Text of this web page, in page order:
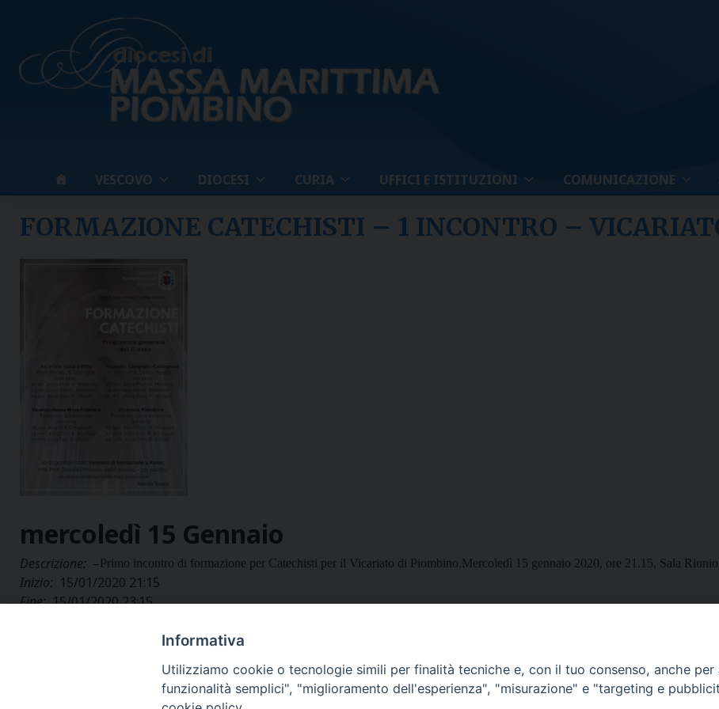
VESCOVO DIOCESI CURIA UFFICI E ISTITUZIONI COMUNICAZIONE
FORMAZIONE CATECHISTI – 1 INCONTRO –
mercoledì 15 Gennaio
Descrizione: –Primo incontro di formazione per Catechisti per il Vicariato di Piombino.Mercoledì 15 gennaio 2020, ore 21.15, Sala
Inizio: 15/01/2020 21:15
Fine: 15/01/2020 23:15
Curia Massa Marittima:
P.zza Garibaldi 1 Tel: 0566 902039
Informativa
Utilizziamo cookie o tecnologie simili per finalità tecniche e, con il tuo consenso, anche
funzionalità semplici", "miglioramento dell'esperienza", "misurazione" e "targeting e